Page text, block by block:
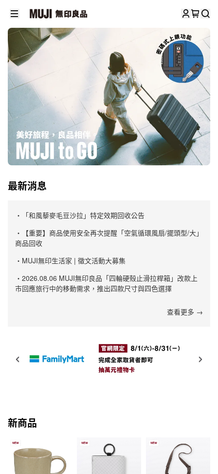
最新消息
・「和風藜麥毛豆沙拉」特定效期回收公告
・【重要】商品使用安全再次提醒「空氣循環風扇/擺頭型/大」
商品回收
・MUJI無印生活家 | 徵文活動大募集
・2026.08.06 MUJI無印良品「四輪硬殼止滑拉桿箱」改款上
市回應旅行中的移動需求，推出四款尺寸與四色選擇
查看更多 →
新商品